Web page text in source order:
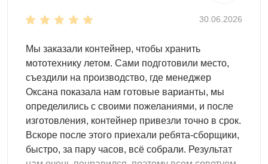
Контейнер для участка – это, как правило, небольшой
крышей. Наиболее распространенным вариантом
является стандартная конструкция. Вы также можете
выбрать модель с односкатной или двускатной крышей.
Первая позволит сэкономить место на участке, а вторая
– придать гаражу эстетичный внешний облик.
Если вы планируете разместить внутри автомобиль,
предпочтительнее будетусиленная конструкция.
Дополнительные ребра жесткости делают гараж
30.06.2026
Мы заказали контейнер, чтобы хранить
мототехнику летом. Сами подготовили место,
съездили на производство, где менеджер
Оксана показала нам готовые варианты, мы
определились с своими пожеланиями, и после
изготовления, контейнер привезли точно в срок.
Вскоре после этого приехали ребята-сборщики,
быстро, за пару часов, всё собрали. Результат